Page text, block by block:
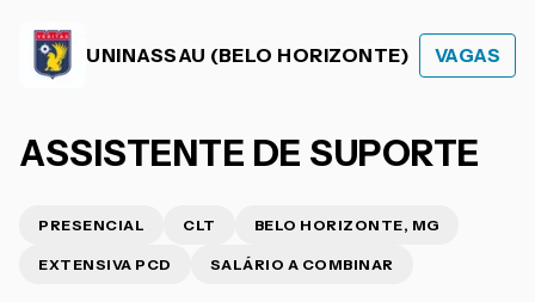
UNINASSAU (BELO HORIZONTE) VAGAS
ASSISTENTE DE SUPORTE
PRESENCIAL CLT BELO HORIZONTE, MG
EXTENSIVA PCD SALÁRIO A COMBINAR